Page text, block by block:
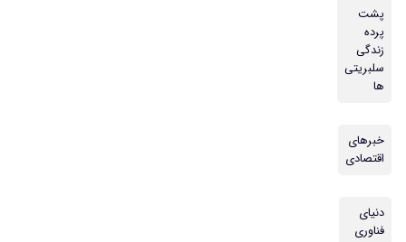
پشت
پرده
زندگی
سلبریتی
ها
خبرهای
اقتصادی
دنیای
فناوری